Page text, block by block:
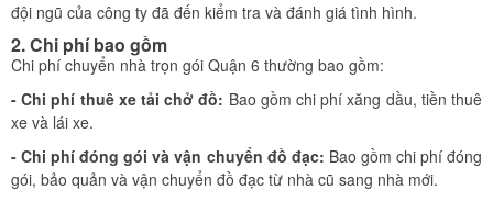
đội ngũ của công ty đã đến kiểm tra và đánh giá tình hình.
2. Chi phí bao gồm
Chi phí chuyển nhà trọn gói Quận 6 thường bao gồm:
- Chi phí thuê xe tải chở đồ: Bao gồm chi phí xăng dầu, tiền thuê
xe và lái xe.
- Chi phí đóng gói và vận chuyển đồ đạc: Bao gồm chi phí đóng
gói, bảo quản và vận chuyển đồ đạc từ nhà cũ sang nhà mới.